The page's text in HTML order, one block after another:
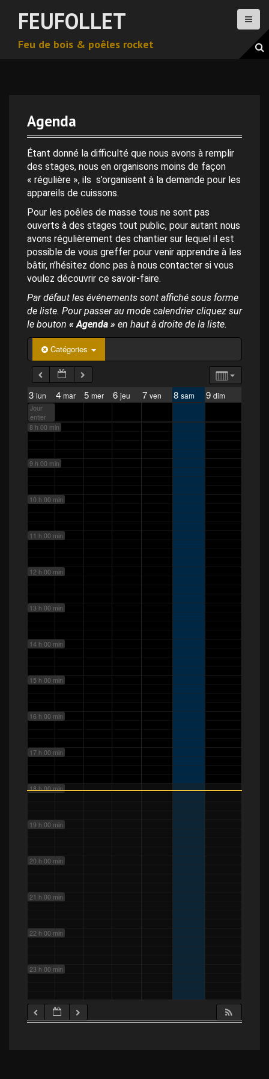
FEUFOLLET
Feu de bois & poêles rocket
Agenda
Étant donné la difficulté que nous avons à remplir
des stages, nous en organisons moins de façon
« régulière », ils s’organisent à la demande pour les
appareils de cuissons.
Pour les poêles de masse tous ne sont pas
ouverts à des stages tout public, pour autant nous
avons régulièrement des chantier sur lequel il est
possible de vous greffer pour venir apprendre à les
bâtir, n’hésitez donc pas à nous contacter si vous
voulez découvrir ce savoir-faire.
Par défaut les événements sont affiché sous forme
de liste. Pour passer au mode calendrier cliquez sur
le bouton « Agenda » en haut à droite de la liste.
Catégories
3 lun 4 mar 5 mer 6 jeu 7 ven 8 sam 9 dim
Jour
entier
0 h 00 min
1 h 00 min
2 h 00 min
3 h 00 min
4 h 00 min
5 h 00 min
6 h 00 min
7 h 00 min
8 h 00 min
9 h 00 min
10 h 00 min
11 h 00 min
12 h 00 min
13 h 00 min
14 h 00 min
15 h 00 min
16 h 00 min
17 h 00 min
18 h 00 min
19 h 00 min
20 h 00 min
21 h 00 min
22 h 00 min
23 h 00 min